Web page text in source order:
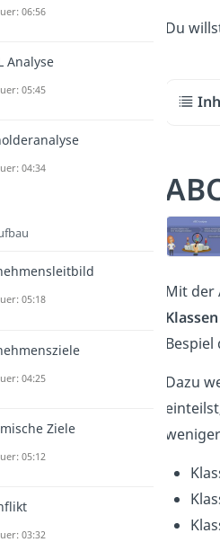
Du
Mit der
Dazu
06:56
Analyse
05:45
04:34
05:18
04:25
Ziele
05:12
03:32